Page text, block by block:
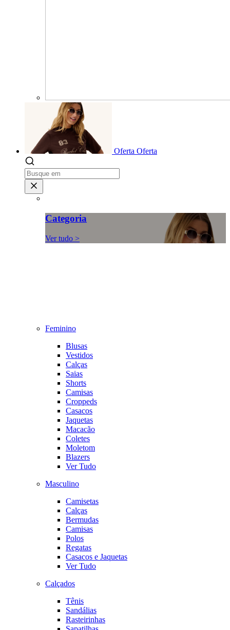
Oferta Oferta
Categoria
Ver tudo >
Feminino
Blusas
Vestidos
Calças
Saias
Shorts
Camisas
Croppeds
Casacos
Jaquetas
Macacão
Coletes
Moletom
Blazers
Ver Tudo
Masculino
Camisetas
Calças
Bermudas
Camisas
Polos
Regatas
Casacos e Jaquetas
Ver Tudo
Calçados
Tênis
Sandálias
Rasteirinhas